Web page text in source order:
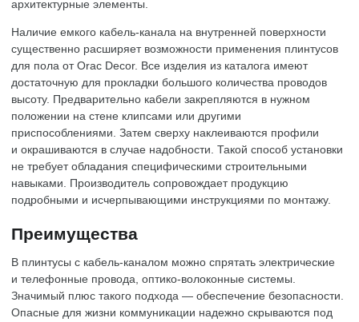
архитектурные элементы.
Наличие емкого кабель-канала на внутренней поверхности
существенно расширяет возможности применения плинтусов
для пола от Orac Decor. Все изделия из каталога имеют
достаточную для прокладки большого количества проводов
высоту. Предварительно кабели закрепляются в нужном
положении на стене клипсами или другими
приспособлениями. Затем сверху наклеиваются профили
и окрашиваются в случае надобности. Такой способ установки
не требует обладания специфическими строительными
навыками. Производитель сопровождает продукцию
подробными и исчерпывающими инструкциями по монтажу.
Преимущества
В плинтусы с кабель-каналом можно спрятать электрические
и телефонные провода, оптико-волоконные системы.
Значимый плюс такого подхода — обеспечение безопасности.
Опасные для жизни коммуникации надежно скрываются под